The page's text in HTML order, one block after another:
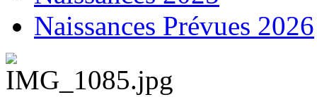
Naissances Prévues 2026